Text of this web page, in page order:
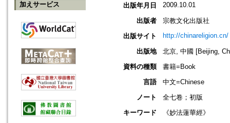
加えサービス
出版年月日
2009.10.01
出版者
宗教文化出版社
出版サイト
http://chinareligion.cn/
出版地
北京, 中國 [Beijing,
資料の種類
書籍=Book
言語
中文=Chinese
ノート
全七卷；初版
キーワード
《妙法蓮華經》